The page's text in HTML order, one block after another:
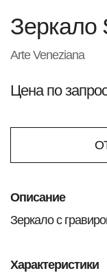
Зеркало
Arte Veneziana
Цена по
Описание
Зеркало с
Характеристики